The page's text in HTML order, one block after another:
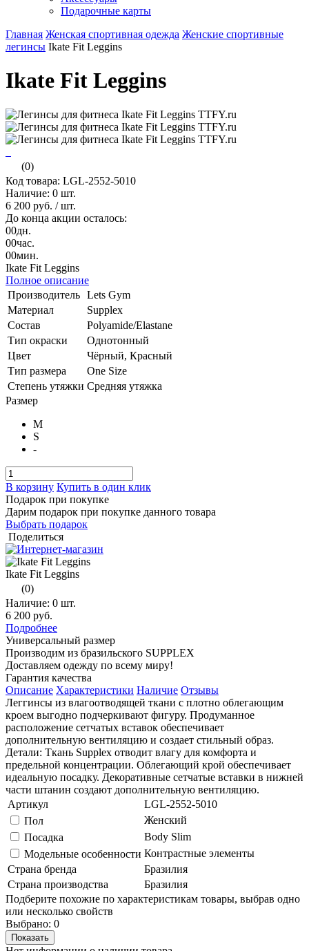
Подарочные карты
Главная Женская спортивная одежда Женские спортивные
легинсы Ikate Fit Leggins
Ikate Fit Leggins
(0)
Код товара: LGL-2552-5010
Наличие: 0 шт.
6 200 руб. / шт.
До конца акции осталось:
00дн.
00час.
00мин.
Ikate Fit Leggins
Полное описание
Производитель Lets Gym
Материал
Supplex
Состав
Polyamide/Elastane
Тип окраски
Однотонный
Цвет
Чёрный, Красный
Тип размера
One Size
Степень утяжки Средняя утяжка
Размер
M
S
-
В корзину Купить в один клик
Подарок при покупке
Дарим подарок при покупке данного товара
Выбрать подарок
Поделиться
Ikate Fit Leggins
(0)
Наличие: 0 шт.
6 200 руб.
Подробнее
Универсальный размер
Производим из бразильского SUPPLEX
Доставляем одежду по всему миру!
Гарантия качества
Описание Характеристики Наличие Отзывы
Леггинсы из влагоотводящей ткани с плотно облегающим
кроем выгодно подчеркивают фигуру. Продуманное
расположение сетчатых вставок обеспечивает
дополнительную вентиляцию и создает стильный образ.
Детали: Ткань Supplex отводит влагу для комфорта и
предельной концентрации. Облегающий крой обеспечивает
идеальную посадку. Декоративные сетчатые вставки в нижней
части штанин создают дополнительную вентиляцию.
Артикул
LGL-2552-5010
Пол
Женский
Посадка
Body Slim
Модельные особенности Контрастные элементы
Страна бренда
Бразилия
Страна производства
Бразилия
Подберите похожие по характеристикам товары, выбрав одно
или несколько свойств
Выбрано: 0
Показать